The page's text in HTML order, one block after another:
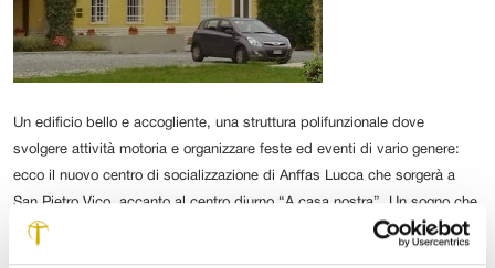
Un edificio bello e accogliente, una struttura polifunzionale dove
svolgere attività motoria e organizzare feste ed eventi di vario genere:
ecco il nuovo centro di socializzazione di Anffas Lucca che sorgerà a
San Pietro Vico, accanto al centro diurno “A casa nostra”. Un sogno che
diventa realtà per l’associazione che da 50 anni si occupa di ragazzi e